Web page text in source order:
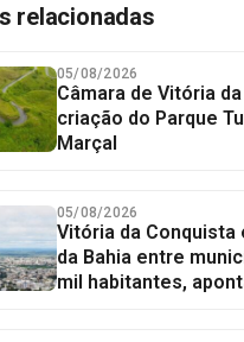
relacionadas
05/08/2026
Câmara de Vitória
criação do Parque
Marçal
05/08/2026
Vitória da Conquista
da Bahia entre
mil habitantes,